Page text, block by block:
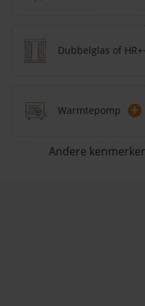
Dubbelglas of
Warmtepomp +
Andere